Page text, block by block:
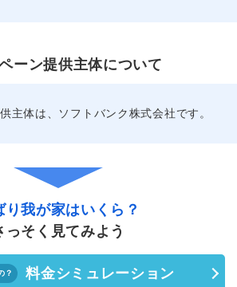
ーン提供主体について
主体は、ソフトバンク株式会社です。
り我が家はいくら？
っそく見てみよう
？ 料金シミュレーション